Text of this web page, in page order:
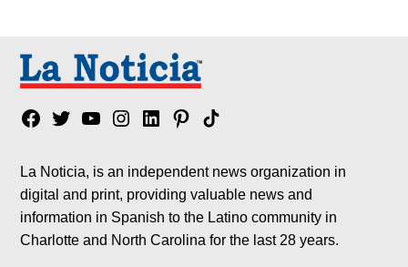
Facebook
TwitterYouTubeInstagram
LinkedinPinterest
Tik
La Noticia, is an independent news organization in
digital and print, providing valuable news and
information in Spanish to the Latino community in
Charlotte and North Carolina for the last 28 years.